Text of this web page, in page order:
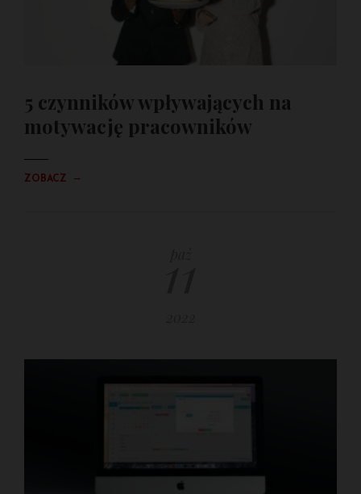
5 czynników wpływających na
motywację pracowników
ZOBACZ →